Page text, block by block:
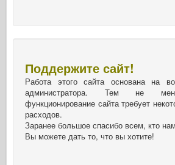
Поддержите сайт!
Работа этого сайта основана на
администратора. Тем не
функционирование сайта требует
расходов.
Заранее большое спасибо всем, кто
Вы можете дать то, что вы хотите!